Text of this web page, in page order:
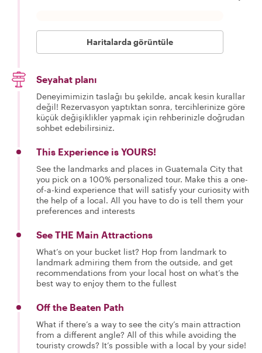
Haritalarda görüntüle
Seyahat planı
Deneyimimizin taslağı bu şekilde, ancak kesin kurallar
değil! Rezervasyon yaptıktan sonra, tercihlerinize göre
küçük değişiklikler yapmak için rehberinizle doğrudan
sohbet edebilirsiniz.
This Experience is YOURS!
See the landmarks and places in Guatemala City that
you pick on a 100% personalized tour. Make this a one-
of-a-kind experience that will satisfy your curiosity with
the help of a local. All you have to do is tell them your
preferences and interests
See THE Main Attractions
What’s on your bucket list? Hop from landmark to
landmark admiring them from the outside, and get
recommendations from your local host on what’s the
best way to enjoy them to the fullest
Off the Beaten Path
What if there’s a way to see the city’s main attraction
from a different angle? All of this while avoiding the
touristy crowds? It’s possible with a local by your side!